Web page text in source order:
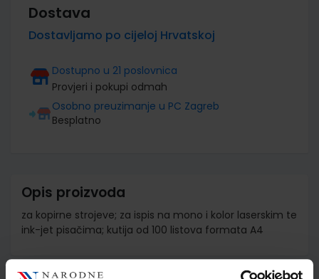
Dostava
Dostavljamo po cijeloj Hrvatskoj
Dostupno u 21 poslovnica
Provjeri i pokupi odmah
Osobno preuzimanje u PC Zagreb
Besplatno
Opis proizvoda
za kopirne strojeve; za ispis na mono i kolor laserskim te
ink-jet pisačima; kutija od 100 listova formata A4